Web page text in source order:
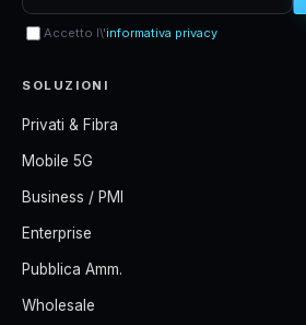
Accetto l\'informativa privacy
SOLUZIONI
Privati & Fibra
Mobile 5G
Business / PMI
Enterprise
Pubblica Amm.
Wholesale